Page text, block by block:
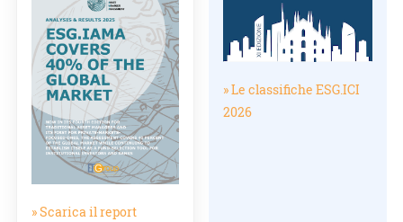
» Scarica il report
» Le classifiche ESG.ICI
2026